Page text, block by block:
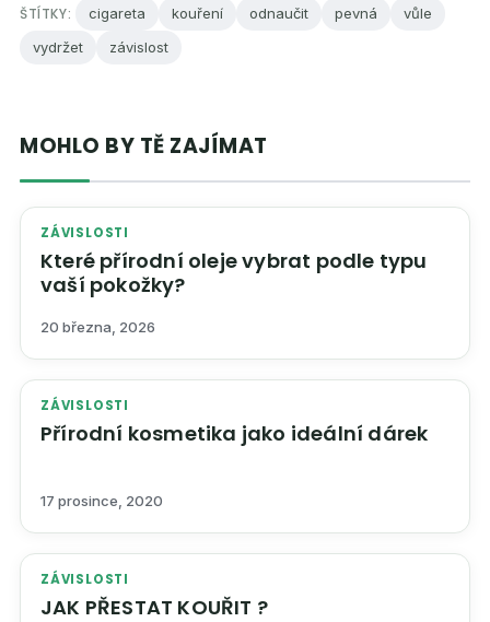
ŠTÍTKY: cigareta kouření odnaučit pevná
vůle
vydržet
závislost
MOHLO BY TĚ ZAJÍMAT
ZÁVISLOSTI
Které přírodní oleje vybrat podle typu
vaší pokožky?
20 března, 2026
ZÁVISLOSTI
Přírodní kosmetika jako ideální dárek
17 prosince, 2020
ZÁVISLOSTI
JAK PŘESTAT KOUŘIT ?